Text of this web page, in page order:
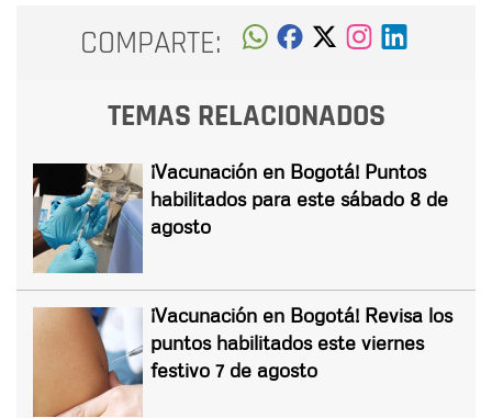
COMPARTE:
TEMAS RELACIONADOS
¡Vacunación en Bogotá! Puntos
habilitados para este sábado 8 de
agosto
¡Vacunación en Bogotá! Revisa los
puntos habilitados este viernes
festivo 7 de agosto